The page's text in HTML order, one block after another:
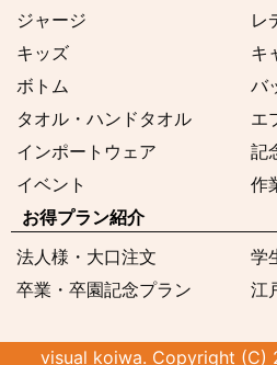
ジャージ
レ
キッズ
キ
ボトム
バ
タオル・ハンドタオル
エ
インポートウェア
記
イベント
作
お得プラン紹介
法人様・大口注文
学
卒業・卒園記念プラン
江
visual koiwa. Copyright (C)